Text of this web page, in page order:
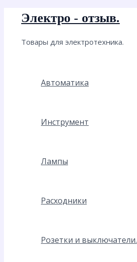
Перейти
содержимому
Электро - отзыв.
Товары для электротехника.
Автоматика
Инструмент
Лампы
Расходники
Розетки и выключатели.